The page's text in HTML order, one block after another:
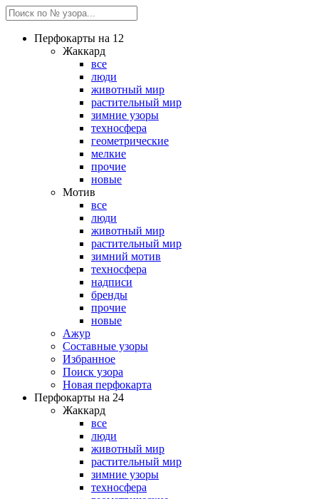
Перфокарты на 12
Жаккард
все
люди
животный мир
растительный мир
зимние узоры
техносфера
геометрические
мелкие
прочие
новые
Мотив
все
люди
животный мир
растительный мир
зимний мотив
техносфера
надписи
бренды
прочие
новые
Ажур
Составные узоры
Избранное
Поиск узора
Новая перфокарта
Перфокарты на 24
Жаккард
все
люди
животный мир
растительный мир
зимние узоры
техносфера